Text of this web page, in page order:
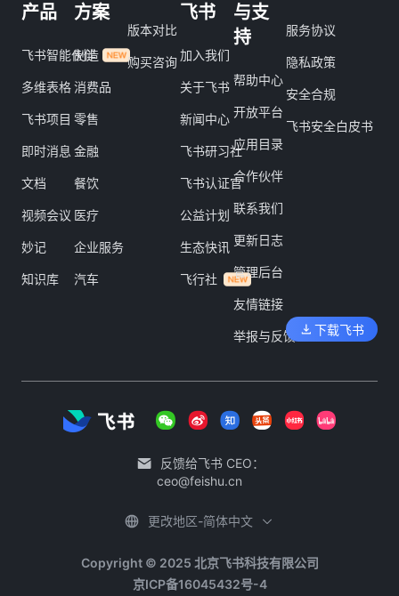
产品
飞书智能伙伴
多维表格
飞书项目
即时消息
文档
视频会议
妙记
知识库
方案
制造
消费品
零售
金融
餐饮
医疗
企业服务
汽车
版本对比
购买咨询
飞书
加入我们
关于飞书
新闻中心
飞书研习社
飞书认证官
公益计划
生态快讯
飞行社
与支
持
帮助中心
开放平台
应用目录
合作伙伴
联系我们
更新日志
管理后台
友情链接
举报与反馈
服务协议
隐私政策
安全合规
飞书安全白皮书
下载飞书
反馈给飞书 CEO：
ceo@feishu.cn
Copyright © 2025 北京飞书科技有限公司
京ICP备16045432号-4
更改地区-简体中文